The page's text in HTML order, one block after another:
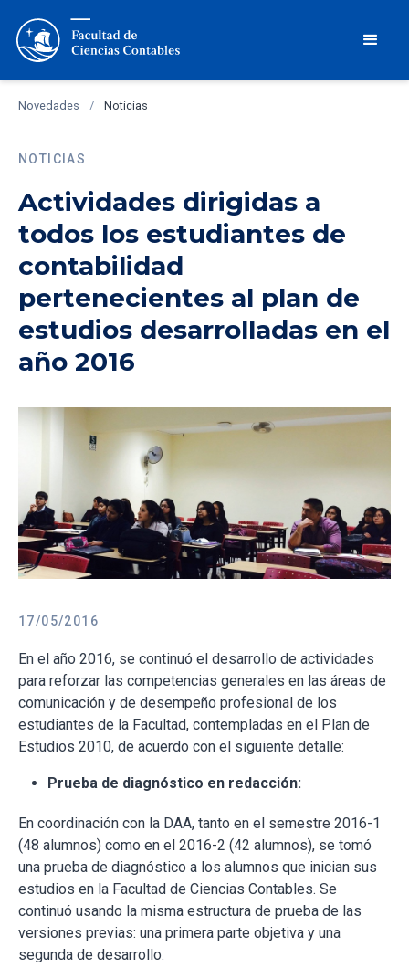
Novedades / Noticias
NOTICIAS
Actividades dirigidas a
todos los estudiantes de
contabilidad
pertenecientes al plan de
estudios desarrolladas en el
año 2016
17/05/2016
En el año 2016, se continuó el desarrollo de actividades
para reforzar las competencias generales en las áreas de
comunicación y de desempeño profesional de los
estudiantes de la Facultad, contempladas en el Plan de
Estudios 2010, de acuerdo con el siguiente detalle:
Prueba de diagnóstico en redacción:
En coordinación con la DAA, tanto en el semestre 2016-1
(48 alumnos) como en el 2016-2 (42 alumnos), se tomó
una prueba de diagnóstico a los alumnos que inician sus
estudios en la Facultad de Ciencias Contables. Se
continuó usando la misma estructura de prueba de las
versiones previas: una primera parte objetiva y una
segunda de desarrollo.